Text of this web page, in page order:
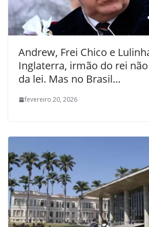
Andrew, Frei Chico e
Inglaterra, irmão do rei
da lei. Mas no Brasil…
fevereiro 20, 2026